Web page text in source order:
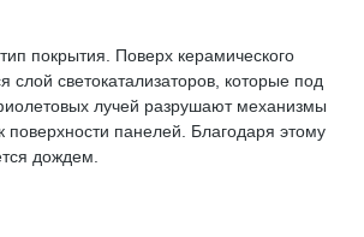
покрытия. Поверх керамического
слой светокатализаторов, которые под
лучей разрушают механизмы
поверхности панелей. Благодаря этому
дождем.